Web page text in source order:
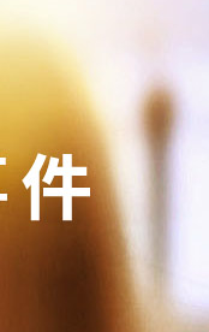
好色视频APP下载架
變速箱托盤
衝壓件料架
消聲器料
手推車
隱藏式馬桶水箱支架
汽車行業
衛浴行業